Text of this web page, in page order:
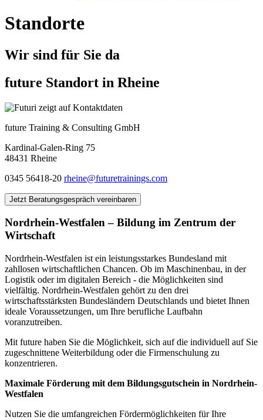
Standorte
Wir sind für Sie da
future Standort in Rheine
future Training & Consulting GmbH
Kardinal-Galen-Ring 75
48431 Rheine
0345 56418-20 rheine@futuretrainings.com
Jetzt Beratungsgespräch vereinbaren
Nordrhein-Westfalen – Bildung im Zentrum der
Wirtschaft
Nordrhein-Westfalen ist ein leistungsstarkes Bundesland mit
zahllosen wirtschaftlichen Chancen. Ob im Maschinenbau, in der
Logistik oder im digitalen Bereich - die Möglichkeiten sind
vielfältig. Nordrhein-Westfalen gehört zu den drei
wirtschaftsstärksten Bundesländern Deutschlands und bietet Ihnen
ideale Voraussetzungen, um Ihre berufliche Laufbahn
voranzutreiben.
Mit future haben Sie die Möglichkeit, sich auf die individuell auf Sie
zugeschnittene Weiterbildung oder die Firmenschulung zu
konzentrieren.
Maximale Förderung mit dem Bildungsgutschein in Nordrhein-
Westfalen
Nutzen Sie die umfangreichen Fördermöglichkeiten für Ihre